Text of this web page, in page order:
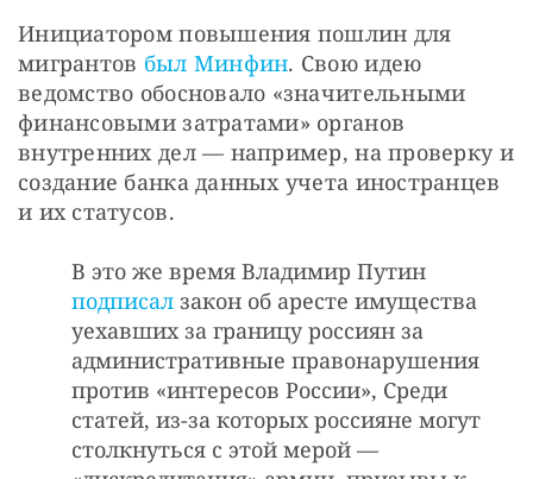
Инициатором повышения пошлин для
мигрантов был Минфин. Свою идею
ведомство обосновало «значительными
финансовыми затратами» органов
внутренних дел — например, на проверку и
создание банка данных учета иностранцев
и их статусов.
В это же время Владимир Путин
подписал закон об аресте имущества
уехавших за границу россиян за
административные правонарушения
против «интересов России», Среди
статей, из-за которых россияне могут
столкнуться с этой мерой —